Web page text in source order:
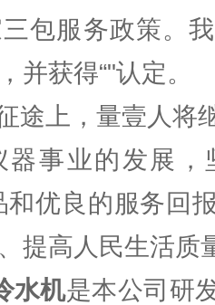
包服务政策。
并获得“"认定。
途上，量壹人将
器事业的发展，
和优良的服务回
提高人民生活质
水机是本公司研